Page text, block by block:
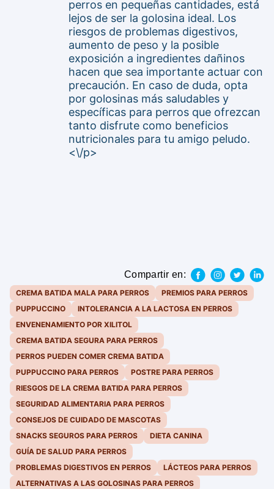
perros en pequeñas cantidades, está
lejos de ser la golosina ideal. Los
riesgos de problemas digestivos,
aumento de peso y la posible
exposición a ingredientes dañinos
hacen que sea importante actuar con
precaución. En caso de duda, opta
por golosinas más saludables y
específicas para perros que ofrezcan
tanto disfrute como beneficios
nutricionales para tu amigo peludo.
<\/p>
Compartir en:
CREMA BATIDA MALA PARA PERROS
PREMIOS PARA PERROS
PUPPUCCINO
INTOLERANCIA A LA LACTOSA EN PERROS
ENVENENAMIENTO POR XILITOL
CREMA BATIDA SEGURA PARA PERROS
PERROS PUEDEN COMER CREMA BATIDA
PUPPUCCINO PARA PERROS
POSTRE PARA PERROS
RIESGOS DE LA CREMA BATIDA PARA PERROS
SEGURIDAD ALIMENTARIA PARA PERROS
CONSEJOS DE CUIDADO DE MASCOTAS
SNACKS SEGUROS PARA PERROS
DIETA CANINA
GUÍA DE SALUD PARA PERROS
PROBLEMAS DIGESTIVOS EN PERROS
LÁCTEOS PARA PERROS
ALTERNATIVAS A LAS GOLOSINAS PARA PERROS